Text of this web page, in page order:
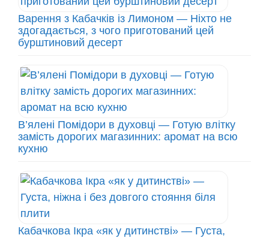
Варення з Кабачків із Лимоном — Ніхто не
здогадається, з чого приготований цей
бурштиновий десерт
В’ялені Помідори в духовці — Готую влітку
замість дорогих магазинних: аромат на всю
кухню
Кабачкова Ікра «як у дитинстві» — Густа,